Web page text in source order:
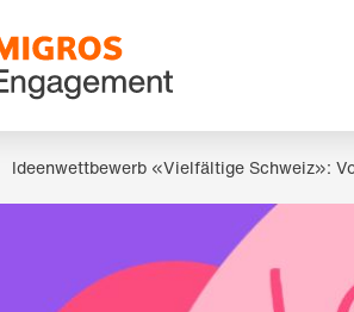
Ideenwettbewerb «Vielfältige Schweiz»: